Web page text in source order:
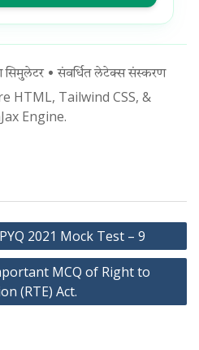
सिमुलेटर • संवर्धित लेटेक्स संस्करण
HTML, Tailwind CSS, &
Engine.
2021 Mock Test – 9
MCQ of Right to
(RTE) Act.